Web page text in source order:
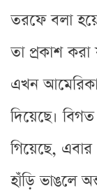
তরফে বলা
তা প্রকাশ করা
এখন
দিয়েছে।
গিয়েছে, এবার
হাঁড়ি ভাঙলে